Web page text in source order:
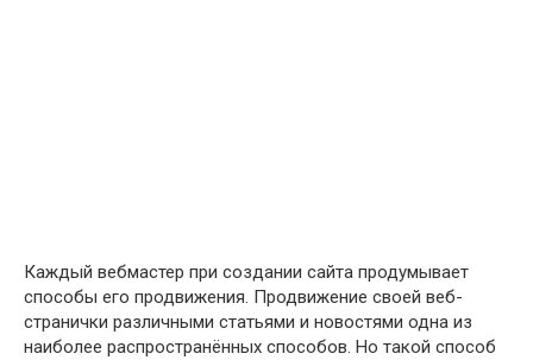
Каждый вебмастер при создании сайта продумывает
способы его продвижения. Продвижение своей веб-
странички различными статьями и новостями одна из
наиболее распространённых способов. Но такой способ